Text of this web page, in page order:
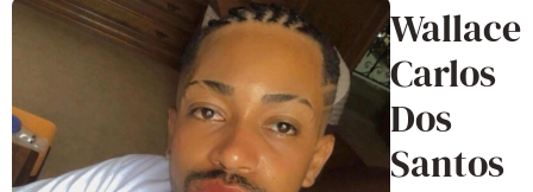
Wallace
Carlos
Dos
Santos